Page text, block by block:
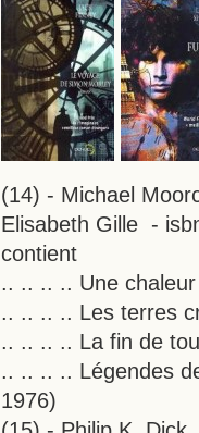
(14) - Michael
Elisabeth Gille -
contient
.. .. .. .. Une
.. .. .. .. Les terres
.. .. .. .. La fin de
.. .. .. .. Légendes
1976)